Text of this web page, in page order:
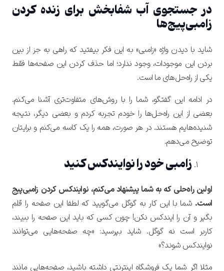
در جستجوی آب شفابخش برای زنده کردن
زامبی‌پیج‌ها
شاید با دیدن واژه «زامبی» به این فکر بیفتید که راهی به جز از بین
بردن این موجودات، وجود ندارد؛ اما حذف کردن این صفحه‌ها فقط
یکی از راه‌حل‌های ما است.
در ادامه این گفتگو، شما را با روش‌های متفاوت‌تری آشنا می‌کنم.
بعضی از این راه‌حل‌ها را خودم تجربه کردم و بعضی دیگر، نتیجه
شنیده‌هایم هستند. در هر صورت، همه را یک کاسه می‌کنم و برایتان
توضیح می‌دهم.
زامبی خود را نوایندکس کنید
اولین راه‌حلی که به شما پیشنهاد می‌کنم، نوایندکس کردن زامبی‌پیج
است. شما با این کار به گوگل می‌گویید که لطفا این صفحه را قلم
بگیر و آن را ایندکس نکن! چون کسی که باید این صفحه را ببیند،
کاربر است نه گوگل. شاید بپرسید: «چه صفحه‌هایی می‌توانند
نوایندکس شوند؟»
مثلا اگر شما یک فروشگاه اینترنتی داشته باشید، صفحه‌هایی مانند